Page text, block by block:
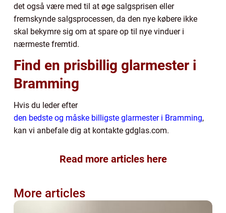
det også være med til at øge salgsprisen eller
fremskynde salgsprocessen, da den nye købere ikke
skal bekymre sig om at spare op til nye vinduer i
nærmeste fremtid.
Find en prisbillig glarmester i
Bramming
Hvis du leder efter
den bedste og måske billigste glarmester i Bramming,
kan vi anbefale dig at kontakte gdglas.com.
Read more articles here
More articles